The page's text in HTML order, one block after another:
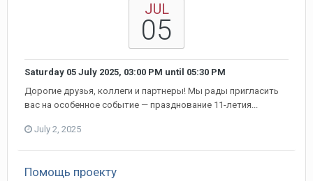
JUL
05
Saturday 05 July 2025, 03:00 PM until 05:30 PM
Дорогие друзья, коллеги и партнеры! Мы рады пригласить
вас на особенное событие — празднование 11-летия...
July 2, 2025
Помощь проекту